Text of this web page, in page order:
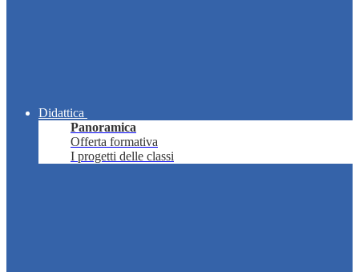
Didattica
Panoramica
Offerta formativa
I progetti delle classi